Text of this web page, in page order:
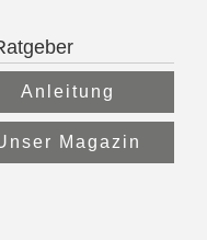
Anleitung
Magazin